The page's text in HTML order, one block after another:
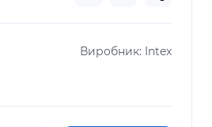
Виробник: Intex